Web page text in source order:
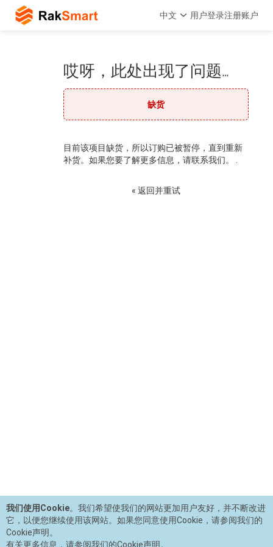
中文 用户登录注册账户
哎呀，此处出现了问题…
缺货
目前该项目缺货，所以订购已被暂停，直到重新
补货。如果您要了解更多信息，请联系我们。 .
« 返回并重试
我们使用Cookie。我们希望使我们的网站更加用户友好，并不断改进
它，以便您继续使用该网站。如果您同意使用Cookie，请参阅我们的
Cookie声明。
有关更多信息，请参阅我们的Cookie声明。